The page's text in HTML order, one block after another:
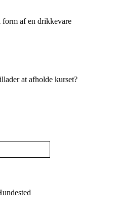
af en drikkevare
at afholde kurset?